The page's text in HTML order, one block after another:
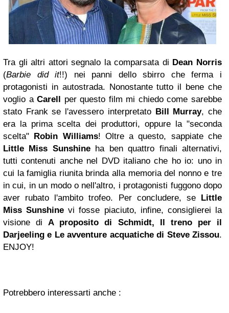
Tra gli altri attori segnalo la comparsata di Dean Norris
(Barbie did it!!) nei panni dello sbirro che ferma i
protagonisti in autostrada. Nonostante tutto il bene che
voglio aCarell per questo film mi chiedo come sarebbe
stato Frank se l'avessero interpretato Bill Murray, che
era la prima scelta dei produttori, oppure la "seconda
scelta" Robin Williams! Oltre a questo, sappiate che
Little Miss Sunshineha ben quattro finali alternativi,
tutti contenuti anche nel DVD italiano che ho io: uno in
cui la famiglia riunita brinda alla memoria del nonno e tre
in cui, in un modo o nell'altro, i protagonisti fuggono dopo
aver rubato l'ambito trofeo. Per concludere, se Little
Miss Sunshine vi fosse piaciuto, infine, consiglierei la
visione diA proposito di Schmidt, Il treno per il
Darjeeling e Le avventure acquatiche di Steve Zissou.
ENJOY!
Potrebbero interessarti anche :